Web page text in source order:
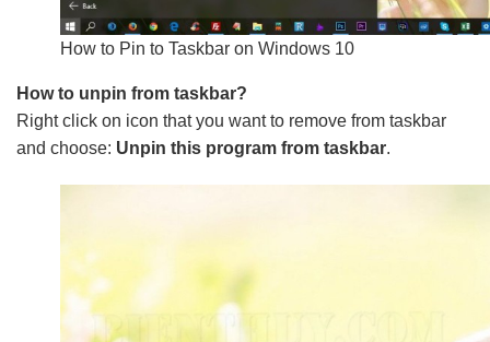
How to Pin to Taskbar on Windows 10
How to unpin from taskbar?
Right click on icon that you want to remove from taskbar
and choose: Unpin this program from taskbar.